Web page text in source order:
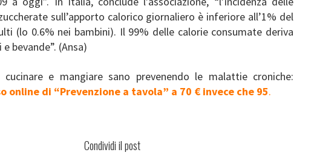
sull’apporto calorico giornaliero è inferiore all’1% del
(lo 0.6% nei bambini). Il 99% delle calorie consumate deriva
bevande”. (Ansa)
e mangiare sano prevenendo le malattie croniche:
online di “Prevenzione a tavola” a 70 € invece che 95.
Condividi il post